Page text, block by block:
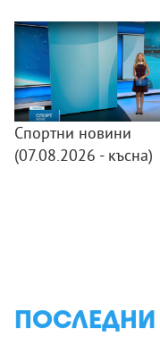
Спортни новини
(07.08.2026 - късна)
ПОСЛЕДНИ